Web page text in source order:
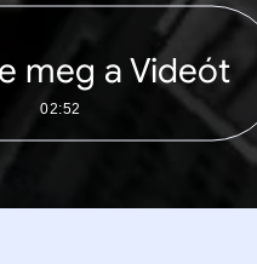
meg a Videót
02:52